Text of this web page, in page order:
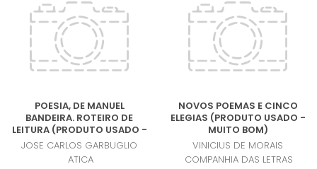
POESIA, DE MANUEL
BANDEIRA. ROTEIRO DE
LEITURA (PRODUTO USADO -
MUITO BOM)
JOSE CARLOS GARBUGLIO
ATICA
NOVOS POEMAS E CINCO
ELEGIAS (PRODUTO USADO -
MUITO BOM)
VINICIUS DE MORAIS
COMPANHIA DAS LETRAS